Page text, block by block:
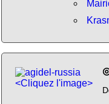
<Cliquez l'image>